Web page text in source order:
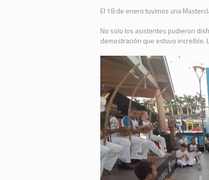
El 18 de enero tuvimos una
No solo los asistentes pudieron
demostración que estuvo increíble.